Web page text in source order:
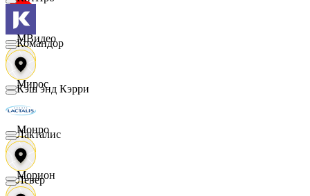
МВидео
Мирос
Монро
Морион
Командор
Кэш энд Кэрри
Лакталис
Левер